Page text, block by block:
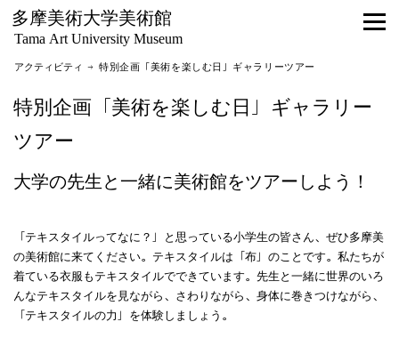
多摩美術大学美術館
Tama Art University Museum
アクティビティ → 特別企画「美術を楽しむ日」ギャラリーツアー
特別企画「美術を楽しむ日」ギャラリー
ツアー
大学の先生と一緒に美術館をツアーしよう！
「テキスタイルってなに？」と思っている小学生の皆さん、ぜひ多摩美
の美術館に来てください。テキスタイルは「布」のことです。私たちが
着ている衣服もテキスタイルでできています。先生と一緒に世界のいろ
んなテキスタイルを見ながら、さわりながら、身体に巻きつけながら、
「テキスタイルの力」を体験しましょう。